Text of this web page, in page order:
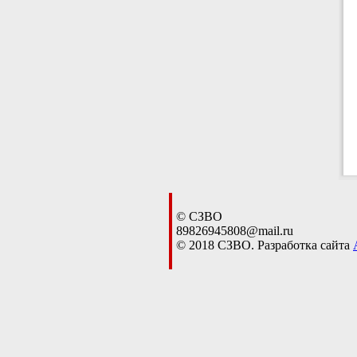
© СЗВО
89826945808@mail.ru
© 2018 СЗВО. Разработка сайта